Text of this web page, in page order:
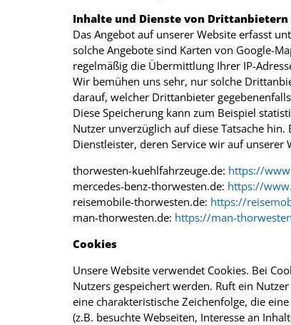
Inhalte und Dienste von Drittanbietern
Das Angebot auf unserer Website erfasst
solche Angebote sind Karten von Google-
regelmäßig die Übermittlung Ihrer IP-
Wir bemühen uns sehr, nur solche
darauf, welcher Drittanbieter
Diese Speicherung kann zum Beispiel
Nutzer unverzüglich auf diese Tatsache
Dienstleister, deren Service wir auf
thorwesten-kuehlfahrzeuge.de: https://
mercedes-benz-thorwesten.de: https://
reisemobile-thorwesten.de: https://
man-thorwesten.de: https://man-
Cookies
Unsere Website verwendet Cookies. Bei
Nutzers gespeichert werden. Ruft ein
eine charakteristische Zeichenfolge, die
(z.B. besuchte Webseiten, Interesse an